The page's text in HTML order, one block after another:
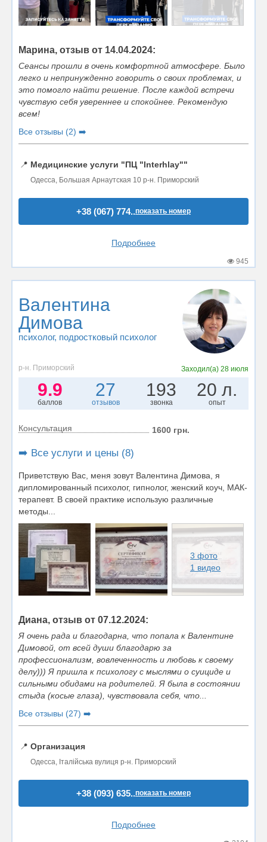
Марина, отзыв от 14.04.2024:
Сеансы прошли в очень комфортной атмосфере. Было
легко и непринужденно говорить о своих проблемах, и
это помогло найти решение. После каждой встречи
чувствую себя увереннее и спокойнее. Рекомендую
всем!
Все отзывы (2) ➡️
📍 Медицинские услуги "ПЦ "Interhlay""
Одесса, Большая Арнаутская 10 р-н. Приморский
+38 (067) 774..показать номер
Подробнее
945
Валентина
Димова
психолог, подростковый психолог
р-н. Приморский Заходил(а) 28 июля
9.9
баллов
27
отзывов
193
звонка
20 л.
опыт
Консультация 1600 грн.
➡️ Все услуги и цены (8)
Приветствую Вас, меня зовут Валентина Димова, я
дипломированный психолог, гипнолог, женский коуч, МАК-
терапевт. В своей практике использую различные
методы...
3 фото
1 видео
Диана, отзыв от 07.12.2024:
Я очень рада и благодарна, что попала к Валентине
Димовой, от всей души благодарю за
профессионализм, вовлеченность и любовь к своему
делу))) Я пришла к психологу с мыслями о суициде и
сильными обидами на родителей. Я была в состоянии
стыда (косые глаза), чувствовала себя, что...
Все отзывы (27) ➡️
📍 Организация
Одесса, Італійська вулиця р-н. Приморский
+38 (093) 635..показать номер
Подробнее